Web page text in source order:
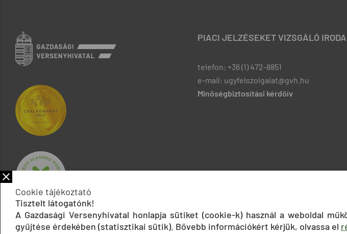
PIACI JELZÉSEKET VIZSGÁLÓ IRODA
telefon: +36 (1) 472-8851
e-mail: ugyfelszolgalat@gvh.hu
Minőségbiztosítási kérdőív
Cookie tájékoztató
Tisztelt látogatónk!
A Gazdasági Versenyhivatal honlapja sütiket (cookie-k) használ a weboldal
gyűjtése érdekében (statisztikai sütik). Bővebb információkért kérjük, olvassa el